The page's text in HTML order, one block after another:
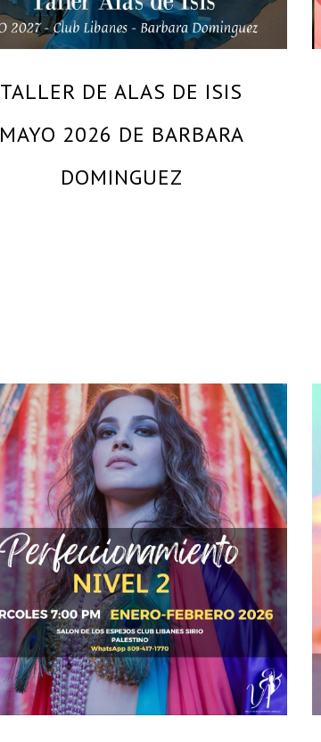
TALLER DE ALAS DE ISIS
MAYO 2026 DE BARBARA
DOMINGUEZ
By
PAMELA ARIAS – MAESTRA Y BAILARINA
PROFESIONAL